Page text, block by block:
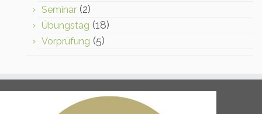
Seminar (2)
Übungstag (18)
Vorprüfung (5)